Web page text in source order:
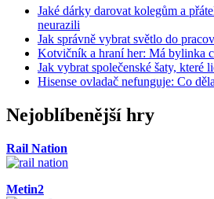
Jaké dárky darovat kolegům a
neurazili
Jak správně vybrat světlo do
Kotvičník a hraní her: Má bylinka
Jak vybrat společenské šaty, které
Hisense ovladač nefunguje: Co
Nejoblíbenější hry
Rail Nation
Metin2